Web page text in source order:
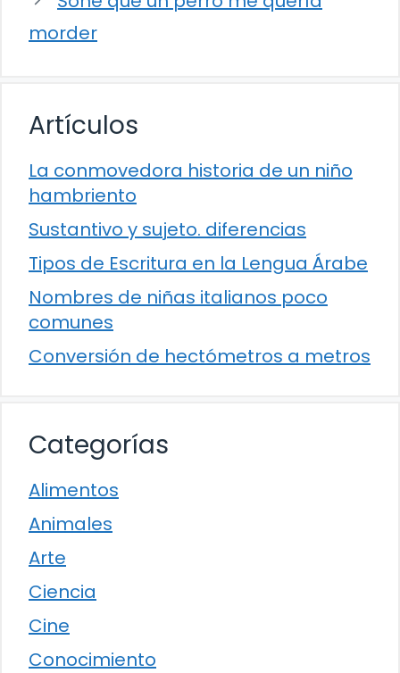
morder
Artículos
La conmovedora historia de un niño
hambriento
Sustantivo y sujeto. diferencias
Tipos de Escritura en la Lengua Árabe
Nombres de niñas italianos poco
comunes
Conversión de hectómetros a metros
Categorías
Alimentos
Animales
Arte
Ciencia
Cine
Conocimiento